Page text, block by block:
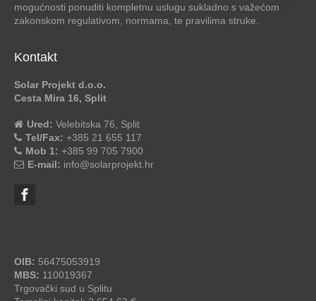
mogućnosti ponuditi kompletnu uslugu sukladno s važećom
zakonskom regulativom, normama, te pravilima struke.
Kontakt
Solar Projekt d.o.o.
Cesta Mira 16, Split
Ured: Velebitska 76, Split
Tel/Fax: +385 21 655 117
Mob 1: +385 99 705 7900
E-mail: info@solarprojekt.hr
OIB: 56475053919
MBS: 110019367
Trgovački sud u Splitu